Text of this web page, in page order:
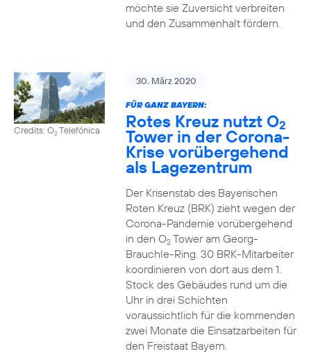
möchte sie Zuversicht verbreiten
und den Zusammenhalt fördern.
Credits: O2Telefónica
30. März 2020
FÜR GANZ BAYERN:
Rotes Kreuz nutzt O2
Tower in der Corona-
Krise vorübergehend
als Lagezentrum
Der Krisenstab des Bayerischen
Roten Kreuz (BRK) zieht wegen der
Corona-Pandemie vorübergehend
in den O2Tower am Georg-
Brauchle-Ring. 30 BRK-Mitarbeiter
koordinieren von dort aus dem 1.
Stock des Gebäudes rund um die
Uhr in drei Schichten
voraussichtlich für die kommenden
zwei Monate die Einsatzarbeiten für
den Freistaat Bayern.